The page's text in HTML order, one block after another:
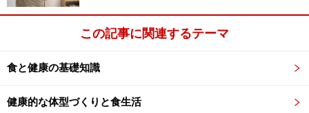
アレルギー反応を起こす可能性が極めて高いため、
同様に注意しましょう
にカシューナッツやピスタチオなどのナッツが含まれる
お菓子は控えるのが賢明です。また、アレルギーが重い
この記事に関連するテーマ
食と健康の基礎知識
健康的な体型づくりと食生活